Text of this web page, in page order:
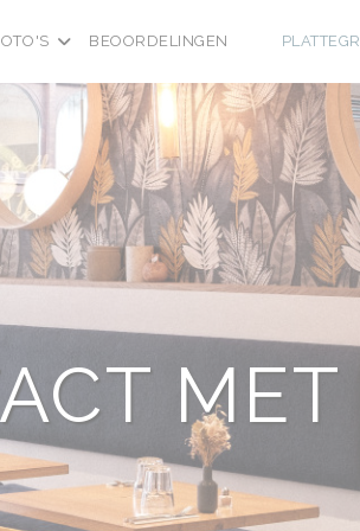
BEOORDELINGEN ((OPENT IN
((OPENT IN